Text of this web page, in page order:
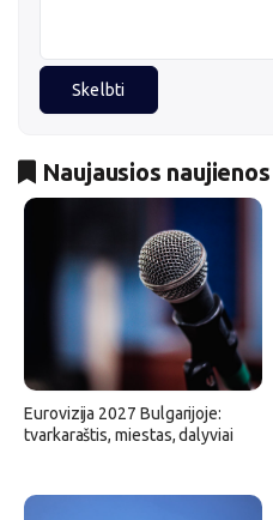
Skelbti
Naujausios naujienos
Eurovizija 2027 Bulgarijoje:
tvarkaraštis, miestas, dalyviai